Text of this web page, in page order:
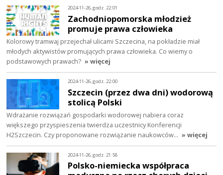
2024-11-26, godz. 22:01
Zachodniopomorska młodzież
promuje prawa człowieka
Kolorowy tramwaj przejechał ulicami Szczecina, na pokładzie miał
młodych aktywistów promujących prawa człowieka. Co wiemy o
podstawowych prawach? » więcej
2024-11-26, godz. 22:00
Szczecin (przez dwa dni) wodorową
stolicą Polski
Wdrażanie rozwiązań gospodarki wodorowej nabiera coraz
większego przyspieszenia twierdza uczestnicy Konferencji
H2Szczecin. Czy proponowane rozwiązanie naukowców… » więcej
2024-11-26, godz. 21:58
Polsko-niemiecka współpraca